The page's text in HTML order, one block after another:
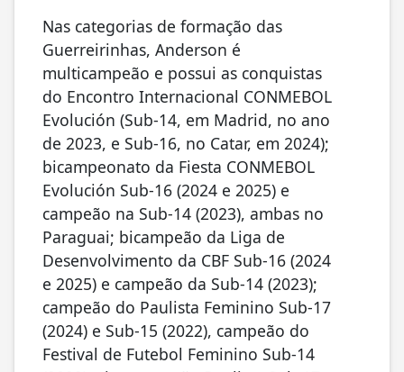
Nas categorias de formação das
Guerreirinhas, Anderson é
multicampeão e possui as conquistas
do Encontro Internacional CONMEBOL
Evolución (Sub-14, em Madrid, no ano
de 2023, e Sub-16, no Catar, em 2024);
bicampeonato da Fiesta CONMEBOL
Evolución Sub-16 (2024 e 2025) e
campeão na Sub-14 (2023), ambas no
Paraguai; bicampeão da Liga de
Desenvolvimento da CBF Sub-16 (2024
e 2025) e campeão da Sub-14 (2023);
campeão do Paulista Feminino Sub-17
(2024) e Sub-15 (2022), campeão do
Festival de Futebol Feminino Sub-14